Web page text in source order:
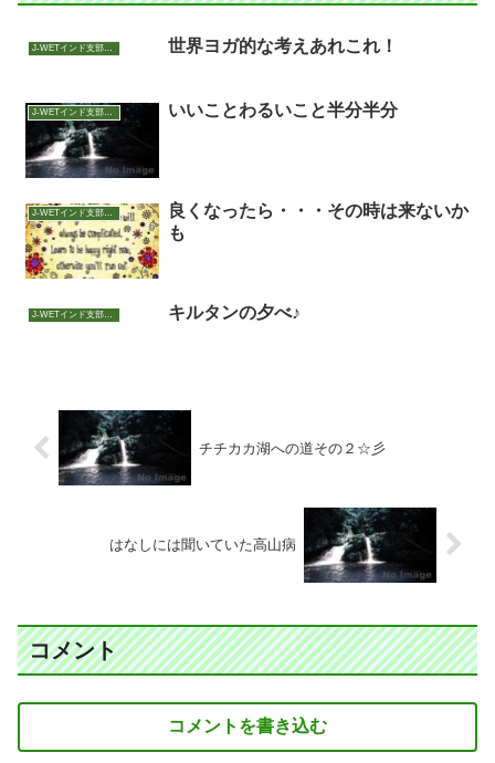
J-WETインド支部～ヨガのこころ～ 世界ヨガ的な考えあれこれ！
J-WETインド支部～ヨガのこころ～ いいことわるいこと半分半分
J-WETインド支部～ヨガのこころ～
良くなったら・・・その時は来ないか
も
J-WETインド支部～ヨガのこころ～ キルタンの夕べ♪
チチカカ湖への道その２☆彡
はなしには聞いていた高山病
コメント
コメントを書き込む